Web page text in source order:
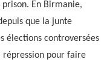
En Birmanie,
que la junte
élections controversées
pour faire